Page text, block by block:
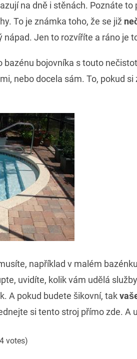
na dně i stěnách. Poznáte to
To je známka toho, že se již
nápad. Jen to rozvíříte a ráno je
bazénu bojovníka s touto
nebo docela sám. To, pokud
například v malém
uvidíte, kolik vám udělá
A pokud budete šikovní, tak
si tento stroj přímo zde. A
votes)